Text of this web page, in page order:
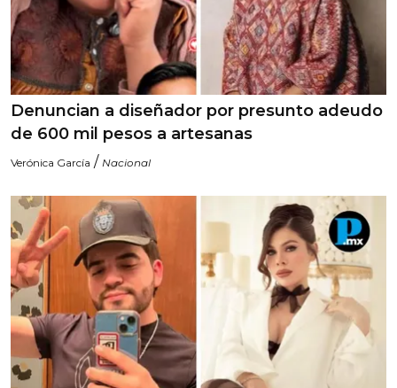
Denuncian a diseñador por presunto adeudo
de 600 mil pesos a artesanas
Verónica García / Nacional